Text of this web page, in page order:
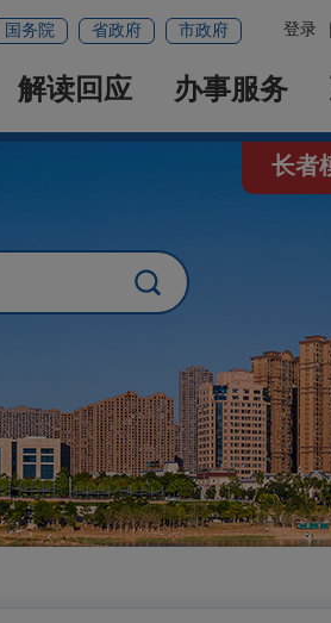
登录
国务院 省政府 市政府
解读回应 办事服务
长者